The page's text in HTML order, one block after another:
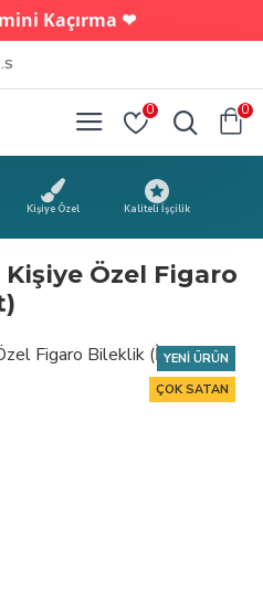
Kaçırma ❤︎
0 0
Kişiye Özel Kaliteli İşçilik
Özel Figaro
YENI ÜRÜN
ÇOK SATAN